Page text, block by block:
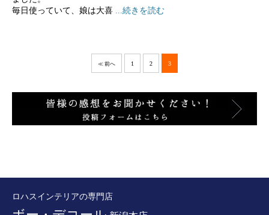
毎日使っていて、娘は大喜
...続きを読む
≪ 前へ 1 2 3
ロハスインテリアの専門店